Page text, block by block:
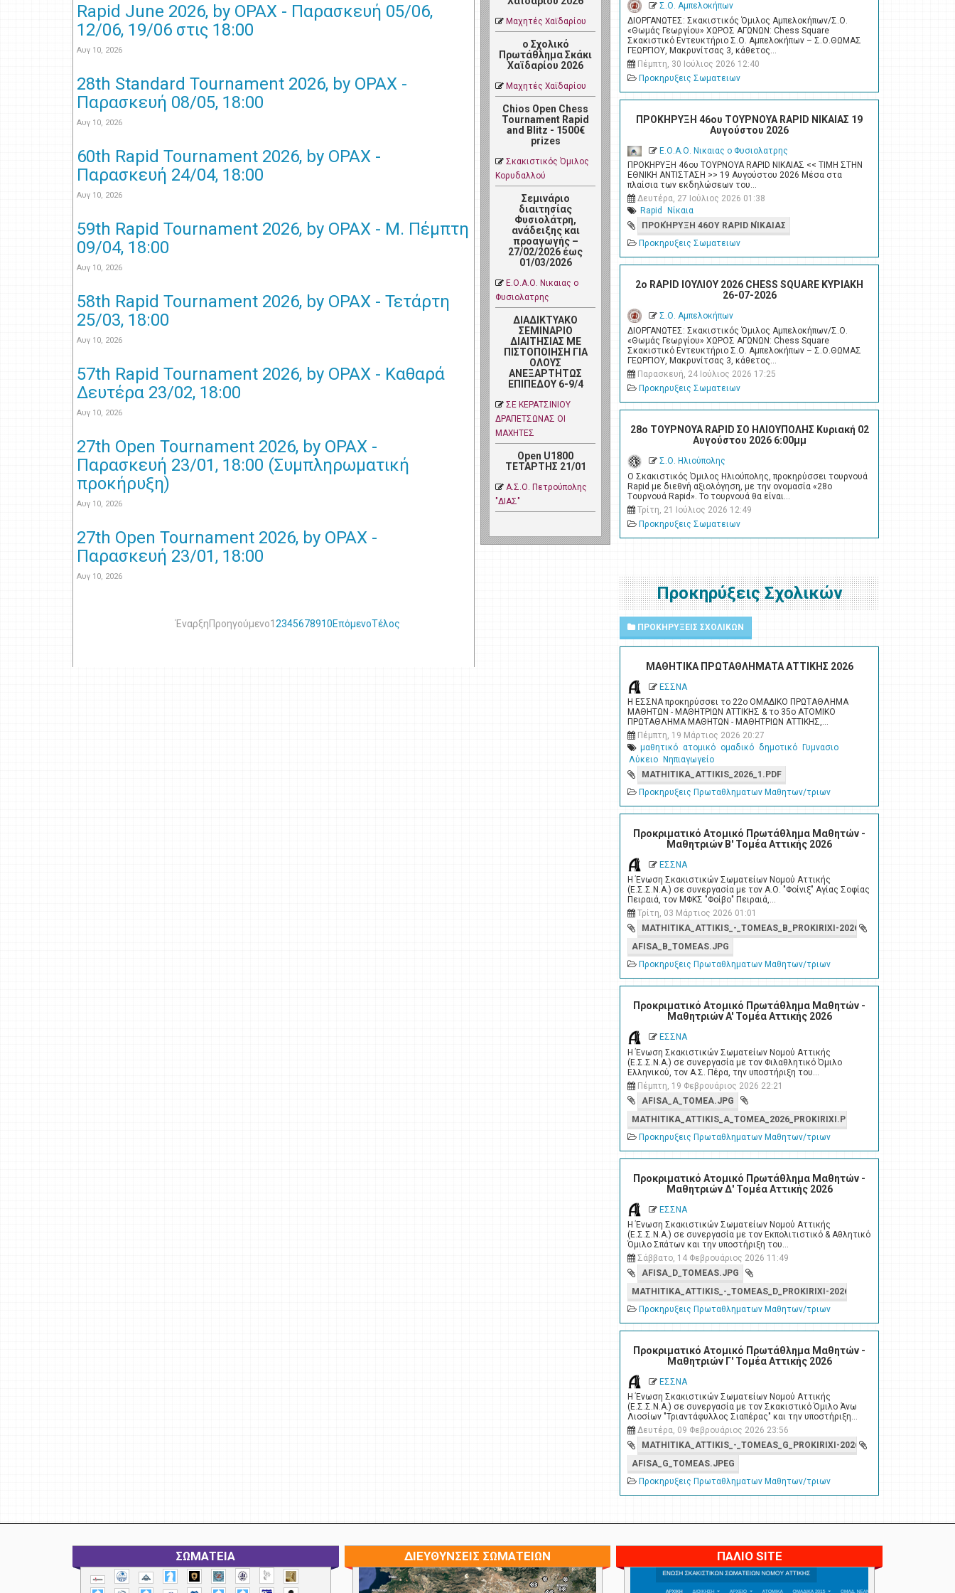
Rapid June 2026, by OPAX - Παρασκευή 05/06,
12/06, 19/06 στις 18:00
Αυγ 10, 2026
28th Standard Tournament 2026, by OPAX -
Παρασκευή 08/05, 18:00
Αυγ 10, 2026
60th Rapid Tournament 2026, by OPAX -
Παρασκευή 24/04, 18:00
Αυγ 10, 2026
59th Rapid Tournament 2026, by OPAX - Μ. Πέμπτη
09/04, 18:00
Αυγ 10, 2026
58th Rapid Tournament 2026, by OPAX - Τετάρτη
25/03, 18:00
Αυγ 10, 2026
57th Rapid Tournament 2026, by OPAX - Καθαρά
Δευτέρα 23/02, 18:00
Αυγ 10, 2026
27th Open Tournament 2026, by OPAX -
Παρασκευή 23/01, 18:00 (Συμπληρωματική
προκήρυξη)
Αυγ 10, 2026
27th Open Tournament 2026, by OPAX -
Παρασκευή 23/01, 18:00
Αυγ 10, 2026
ΈναρξηΠροηγούμενο1 2345678910ΕπόμενοΤέλος
Μαχητές Χαϊδαρίου
ο Σχολικό
Πρωτάθλημα Σκάκι
Χαϊδαρίου 2026
Μαχητές Χαϊδαρίου
Chios Open Chess
Tournament Rapid
and Blitz - 1500€
prizes
Σκακιστικός Όμιλος
Κορυδαλλού
Σεμινάριο
διαιτησίας
Φυσιολάτρη,
ανάδειξης και
προαγωγής –
27/02/2026 έως
01/03/2026
Ε.Ο.Α.Ο. Νικαιας ο
Φυσιολατρης
ΔΙΑΔΙΚΤΥΑΚΟ
ΣΕΜΙΝΑΡΙΟ
ΔΙΑΙΤΗΣΙΑΣ ΜΕ
ΠΙΣΤΟΠΟΙΗΣΗ ΓΙΑ
ΟΛΟΥΣ
ΑΝΕΞΑΡΤΗΤΩΣ
ΕΠΙΠΕΔΟΥ 6-9/4
ΣΕ ΚΕΡΑΤΣΙΝΙΟΥ
ΔΡΑΠΕΤΣΩΝΑΣ ΟΙ
ΜΑΧΗΤΕΣ
Open U1800
ΤΕΤΑΡΤΗΣ 21/01
Α.Σ.Ο. Πετρoύπολης
"ΔΙΑΣ"
Σ.Ο. Αμπελοκήπων
ΔΙΟΡΓΑΝΩΤΕΣ: Σκακιστικός Όμιλος Αμπελοκήπων/Σ.Ο.
«Θωμάς Γεωργίου» ΧΩΡΟΣ ΑΓΩΝΩΝ: Chess Square
Σκακιστικό Εντευκτήριο Σ.Ο. Αμπελοκήπων – Σ.Ο.ΘΩΜΑΣ
ΓΕΩΡΓΙΟΥ, Μακρυνίτσας 3, κάθετος…
Πέμπτη, 30 Ιούλιος 2026 12:40
Προκηρυξεις Σωματειων
ΠΡΟΚΗΡΥΞΗ 46ου ΤΟΥΡΝΟΥΑ RAPID ΝΙΚΑΙΑΣ 19
Αυγούστου 2026
Ε.Ο.Α.Ο. Νικαιας ο Φυσιολατρης
ΠΡΟΚΗΡΥΞΗ 46ου ΤΟΥΡΝΟΥΑ RAPID ΝΙΚΑΙΑΣ << ΤΙΜΗ ΣΤΗΝ
ΕΘΝΙΚΗ ΑΝΤΙΣΤΑΣΗ >> 19 Αυγούστου 2026 Μέσα στα
πλαίσια των εκδηλώσεων του…
Δευτέρα, 27 Ιούλιος 2026 01:38
Rapid
Νίκαια
ΠΡΟΚΉΡΥΞΗ 46ΟΥ RAPID ΝΊΚΑΙΑΣ
Προκηρυξεις Σωματειων
2o RAPID ΙΟΥΛΙΟΥ 2026 CHESS SQUARE ΚΥΡΙΑΚΗ
26-07-2026
Σ.Ο. Αμπελοκήπων
ΔΙΟΡΓΑΝΩΤΕΣ: Σκακιστικός Όμιλος Αμπελοκήπων/Σ.Ο.
«Θωμάς Γεωργίου» ΧΩΡΟΣ ΑΓΩΝΩΝ: Chess Square
Σκακιστικό Εντευκτήριο Σ.Ο. Αμπελοκήπων – Σ.Ο.ΘΩΜΑΣ
ΓΕΩΡΓΙΟΥ, Μακρυνίτσας 3, κάθετος…
Παρασκευή, 24 Ιούλιος 2026 17:25
Προκηρυξεις Σωματειων
28ο ΤΟΥΡΝΟΥΑ RAPID ΣΟ ΗΛΙΟΥΠΟΛΗΣ Κυριακή 02
Αυγούστου 2026 6:00μμ
Σ.Ο. Ηλιούπολης
Ο Σκακιστικός Όμιλος Ηλιούπολης, προκηρύσσει τουρνουά
Rapid με διεθνή αξιολόγηση, με την ονομασία «28ο
Tουρνουά Rapid». Το τουρνουά θα είναι…
Τρίτη, 21 Ιούλιος 2026 12:49
Προκηρυξεις Σωματειων
Προκηρύξεις Σχολικών
ΠΡΟΚΗΡΥΞΕΙΣ ΣΧΟΛΙΚΩΝ
ΜΑΘΗΤΙΚΑ ΠΡΩΤΑΘΛΗΜΑΤΑ ΑΤΤΙΚΗΣ 2026
ΕΣΣΝΑ
Η ΕΣΣΝΑ προκηρύσσει το 22ο ΟΜΑΔΙΚΟ ΠΡΩΤΑΘΛΗΜΑ
ΜΑΘΗΤΩΝ - ΜΑΘΗΤΡΙΩΝ ΑΤΤΙΚΗΣ & το 35ο ΑΤΟΜΙΚΟ
ΠΡΩΤΑΘΛΗΜΑ ΜΑΘΗΤΩΝ - ΜΑΘΗΤΡΙΩΝ ΑΤΤΙΚΗΣ,…
Πέμπτη, 19 Μάρτιος 2026 20:27
μαθητικό ατομικό ομαδικό δημοτικό
Γυμνασιο
Λύκειο
Νηπιαγωγείο
MATHITIKA_ATTIKIS_2026_1.PDF
Προκηρυξεις Πρωταθληματων Μαθητων/τριων
Προκριματικό Ατομικό Πρωτάθλημα Μαθητών -
Μαθητριών Β' Τομέα Αττικής 2026
ΕΣΣΝΑ
Η Ένωση Σκακιστικών Σωματείων Νομού Αττικής
(Ε.Σ.Σ.Ν.Α.) σε συνεργασία με τον Α.Ο. "Φοίνιξ" Αγίας Σοφίας
Πειραιά, τον ΜΦΚΣ "Φοίβο" Πειραιά,…
Τρίτη, 03 Μάρτιος 2026 01:01
MATHITIKA_ATTIKIS_-_TOMEAS_B_PROKIRIXI-2026.PDF
AFISA_B_TOMEAS.JPG
Προκηρυξεις Πρωταθληματων Μαθητων/τριων
Προκριματικό Ατομικό Πρωτάθλημα Μαθητών -
Μαθητριών A' Τομέα Αττικής 2026
ΕΣΣΝΑ
Η Ένωση Σκακιστικών Σωματείων Νομού Αττικής
(Ε.Σ.Σ.Ν.Α.) σε συνεργασία με τον Φιλαθλητικό Όμιλο
Ελληνικού, τον Α.Σ. Πέρα, την υποστήριξη του…
Πέμπτη, 19 Φεβρουάριος 2026 22:21
AFISA_A_TOMEA.JPG
MATHITIKA_ATTIKIS_A_TOMEA_2026_PROKIRIXI.PDF
Προκηρυξεις Πρωταθληματων Μαθητων/τριων
Προκριματικό Ατομικό Πρωτάθλημα Μαθητών -
Μαθητριών Δ' Τομέα Αττικής 2026
ΕΣΣΝΑ
Η Ένωση Σκακιστικών Σωματείων Νομού Αττικής
(Ε.Σ.Σ.Ν.Α.) σε συνεργασία με τον Εκπολιτιστικό & Αθλητικό
Όμιλο Σπάτων και την υποστήριξη του…
Σάββατο, 14 Φεβρουάριος 2026 11:49
AFISA_D_TOMEAS.JPG
MATHITIKA_ATTIKIS_-_TOMEAS_D_PROKIRIXI-2026.PDF
Προκηρυξεις Πρωταθληματων Μαθητων/τριων
Προκριματικό Ατομικό Πρωτάθλημα Μαθητών -
Μαθητριών Γ' Τομέα Αττικής 2026
ΕΣΣΝΑ
Η Ένωση Σκακιστικών Σωματείων Νομού Αττικής
(Ε.Σ.Σ.Ν.Α.) σε συνεργασία με τον Σκακιστικό Όμιλο Άνω
Λιοσίων "Τριαντάφυλλος Σιαπέρας" και την υποστήριξη…
Δευτέρα, 09 Φεβρουάριος 2026 23:56
MATHITIKA_ATTIKIS_-_TOMEAS_G_PROKIRIXI-2026_01_1.PDF
AFISA_G_TOMEAS.JPEG
Προκηρυξεις Πρωταθληματων Μαθητων/τριων
ΣΩΜΑΤΕΙΑ ΔΙΕΥΘΥΝΣΕΙΣ ΣΩΜΑΤΕΙΩΝ ΠΑΛΙΟ SITE